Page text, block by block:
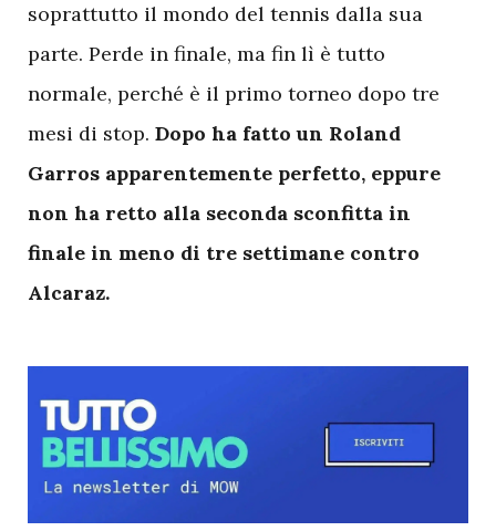
soprattutto il mondo del tennis dalla sua
parte. Perde in finale, ma fin lì è tutto
normale, perché è il primo torneo dopo tre
mesi di stop. Dopo ha fatto un Roland
Garros apparentemente perfetto, eppure
non ha retto alla seconda sconfitta in
finale in meno di tre settimane contro
Alcaraz.